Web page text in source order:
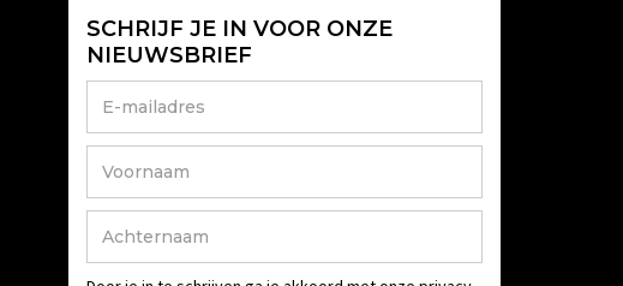
SCHRIJF JE IN VOOR ONZE
NIEUWSBRIEF